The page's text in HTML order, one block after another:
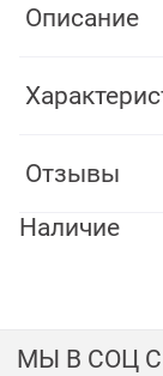
Описание
Отзывы
Наличие
МЫ В СОЦ